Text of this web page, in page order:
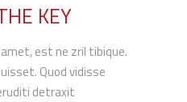
KEY
est ne zril tibique.
Quod vidisse
detraxit